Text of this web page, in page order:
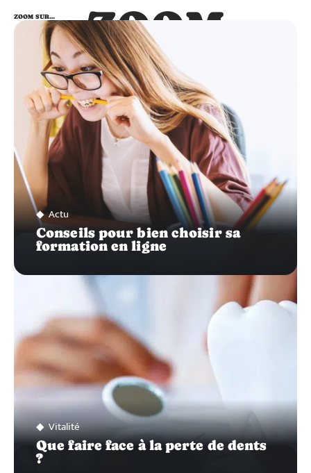
ZOOM
SUR…
ZOOM SUR…
Actu
Conseils pour bien choisir sa
formation en ligne
Vitalité
Que faire face à la perte de dents
?